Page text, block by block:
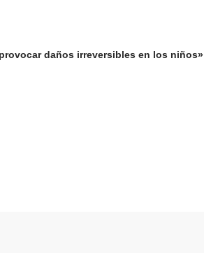
daños irreversibles en los niños»